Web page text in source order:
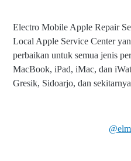
Electro Mobile Apple Repair
Local Apple Service Center
perbaikan untuk semua jenis
MacBook, iPad, iMac, dan
Gresik, Sidoarjo, dan